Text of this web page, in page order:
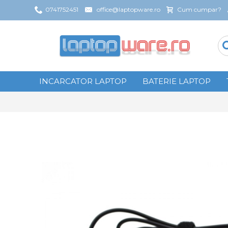
0741752451 office@laptopware.ro Cum cumpar?
INCARCATOR LAPTOP BATERIE LAPTOP